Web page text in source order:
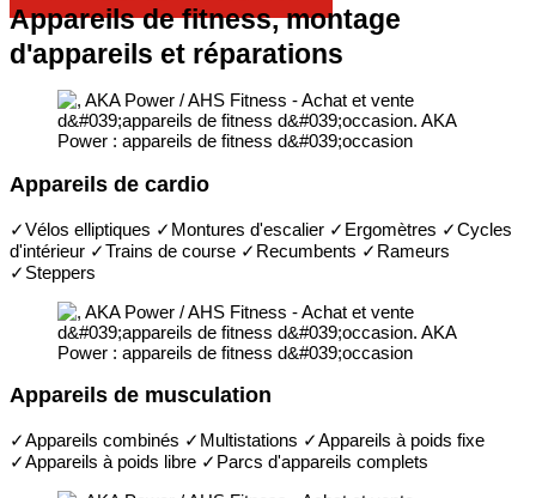
Appareils de fitness, montage
d'appareils et réparations
Appareils de cardio
✓Vélos elliptiques ✓Montures d'escalier ✓Ergomètres ✓Cycles
d'intérieur ✓Trains de course ✓Recumbents ✓Rameurs
✓Steppers
Appareils de musculation
✓Appareils combinés ✓Multistations ✓Appareils à poids fixe
✓Appareils à poids libre ✓Parcs d'appareils complets